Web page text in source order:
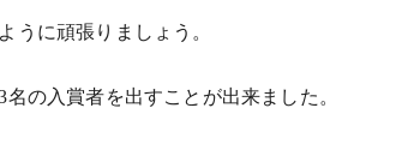
うに頑張りましょう。
の入賞者を出すことが出来ました。